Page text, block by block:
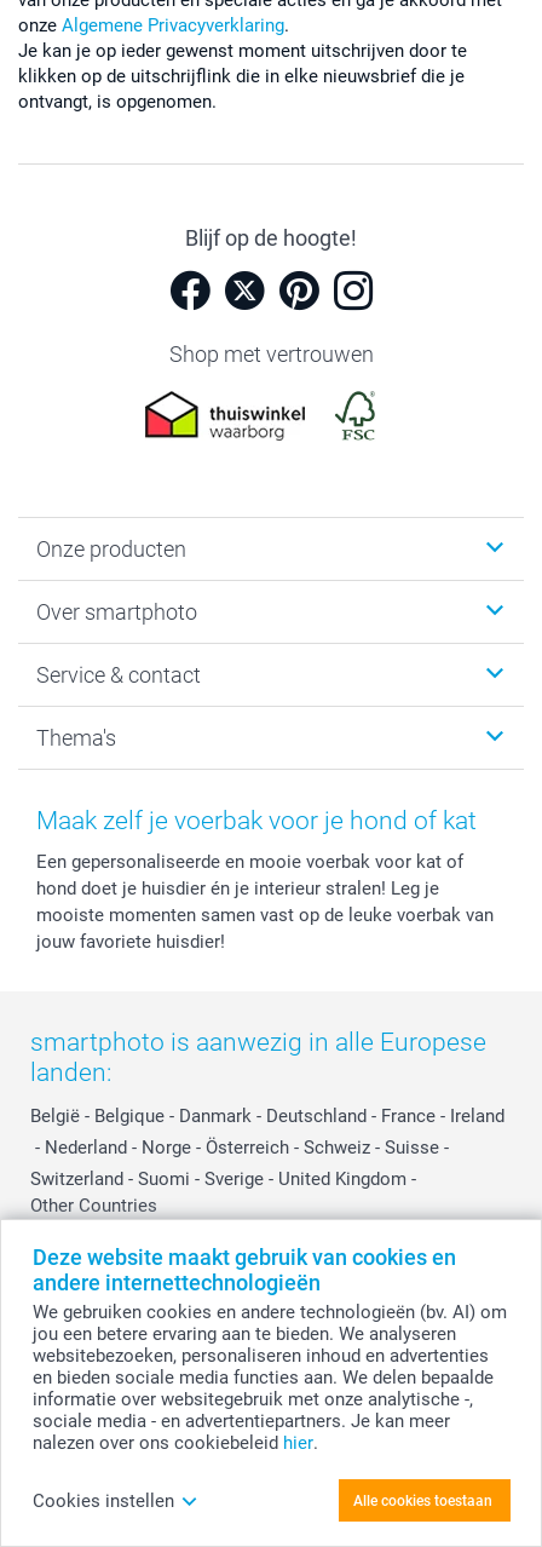
Deze website maakt gebruik van cookies en
andere internettechnologieën
We gebruiken cookies en andere technologieën (bv. AI) om
jou een betere ervaring aan te bieden. We analyseren
websitebezoeken, personaliseren inhoud en advertenties
en bieden sociale media functies aan. We delen bepaalde
informatie over websitegebruik met onze analytische -,
sociale media - en advertentiepartners. Je kan meer
nalezen over ons cookiebeleid hier.
Cookies instellen Alle cookies toestaan
onze Algemene Privacyverklaring.
Je kan je op ieder gewenst moment uitschrijven door te
klikken op de uitschrijflink die in elke nieuwsbrief die je
ontvangt, is opgenomen.
Blijf op de hoogte!
Shop met vertrouwen
Onze producten
Fotoboeken
Fotocadeaus
Kaarten
Over smartphoto
Vacatures
Bestelproces
Herroepingsrecht
Cookiebeleid
Reviews
Prijslijst
Service & contact
Tevredenheidsgarantie
Mijn orderstatus
smartfriends
service@smartphoto.nl
Affiliate partnerprogramma
Thema's
Baby
Vaderdag
Huwelijk
Maak zelf je voerbak voor je hond of kat
Een gepersonaliseerde en mooie voerbak voor kat of
hond doet je huisdier én je interieur stralen! Leg je
mooiste momenten samen vast op de leuke voerbak van
jouw favoriete huisdier!
smartphoto is aanwezig in alle Europese
landen:
België - Belgique - Danmark - Deutschland - France - Ireland
- Nederland - Norge - Österreich - Schweiz - Suisse -
Switzerland - Suomi - Sverige - United Kingdom -
Other Countries
© smartphoto group. Alle rechten voorbehouden.Disclaimer
Alle prijzen zijn in EURO (€) inclusief BTW en exclusief verzendkosten.